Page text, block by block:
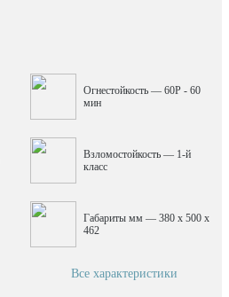
Огнестойкость — 60P - 60
мин
Взломостойкость — 1-й
класс
Габариты мм — 380 x 500 x
462
Все характеристики